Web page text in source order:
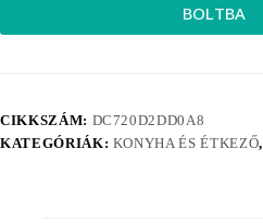
BOLTBA
CIKKSZÁM: DC720D2DD0A8
KATEGÓRIÁK: KONYHA ÉS ÉTKEZŐ,